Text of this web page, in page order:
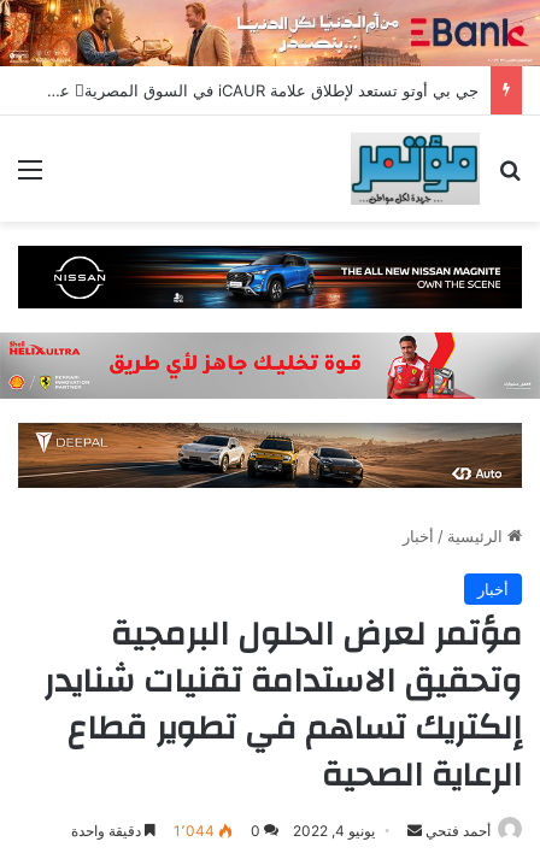
جي بي أوتو تستعد لإطلاق علامة iCAUR في السوق المصرية علامة عالمية جديدة لسيارات الطاقة الجديدة تجمع بين التكنولوجيا الذكية والتصميم الجريء وروح المغامر
بحث عن
الرئيسية / أخبار
أخبار
مؤتمر لعرض الحلول البرمجية
وتحقيق الاستدامة تقنيات شنايدر
إلكتريك تساهم في تطوير قطاع
الرعاية الصحية
أحمد فتحي
أرسل يونيو 4, 2022 0 1٬044 دقيقة واحدة